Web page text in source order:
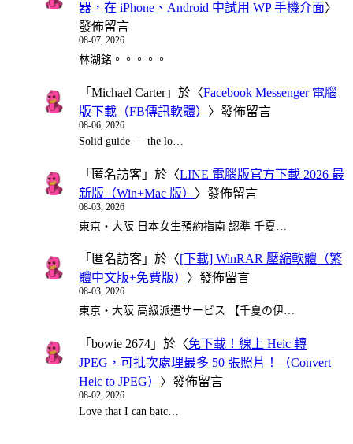
器，在 iPhone、Android 中試用 WP 手機介面〉
發佈留言
08-07, 2026
林湖銘。。。。。
「 Michael Carter」於〈Facebook Messenger 電腦
版下載（FB傳訊軟體） 〉發佈留言
08-06, 2026
Solid guide — the lo…
「 匿名訪客 」於〈LINE 電腦版官方下載 2026 最
新版（Win+Mac 版） 〉發佈留言
08-03, 2026
東京・大阪 日本女生預約指南 認準 千夏…
「 匿名訪客 」於〈[下載] WinRAR 壓縮軟體（繁
體中文版+免費版） 〉發佈留言
08-03, 2026
東京・大阪 高級派遣サービス 【千夏の伊…
「 bowie 2674 」於〈免下載！線上 Heic 轉
JPEG，可批次處理最多 50 張照片！（Convert
Heic to JPEG） 〉發佈留言
08-02, 2026
Love that I can batc…